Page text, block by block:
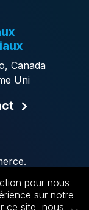
Canada
Uni
pour nous
sur notre
ce site, nous